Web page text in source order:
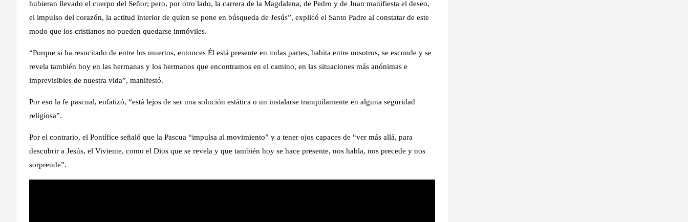
hubieran llevado el cuerpo del Señor; pero, por otro lado, la carrera de la Magdalena, de Pedro y de Juan manifiesta el deseo,
el impulso del corazón, la actitud interior de quien se pone en búsqueda de Jesús”, explicó el Santo Padre al constatar de este
modo que los cristianos no pueden quedarse inmóviles.
“Porque si ha resucitado de entre los muertos, entonces Él está presente en todas partes, habita entre nosotros, se esconde y se
revela también hoy en las hermanas y los hermanos que encontramos en el camino, en las situaciones más anónimas e
imprevisibles de nuestra vida”, manifestó.
Por eso la fe pascual, enfatizó, “está lejos de ser una solución estática o un instalarse tranquilamente en alguna seguridad
religiosa”.
Por el contrario, el Pontífice señaló que la Pascua “impulsa al movimiento” y a tener ojos capaces de “ver más allá, para
descubrir a Jesús, el Viviente, como el Dios que se revela y que también hoy se hace presente, nos habla, nos precede y nos
sorprende”.